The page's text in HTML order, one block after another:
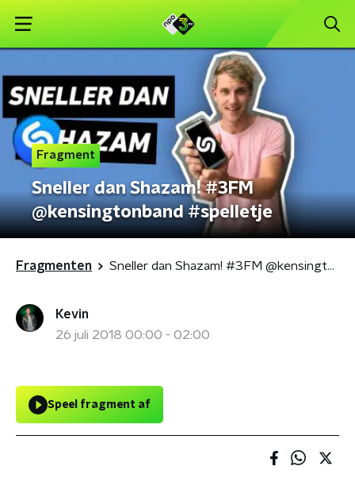
Fragment
Sneller dan Shazam! #3FM
@kensingtonband #spelletje
Fragmenten Sneller dan Shazam! #3FM @kensingtonband #spelletje
Kevin
26 juli 2018 00:00 - 02:00
Speel fragment af